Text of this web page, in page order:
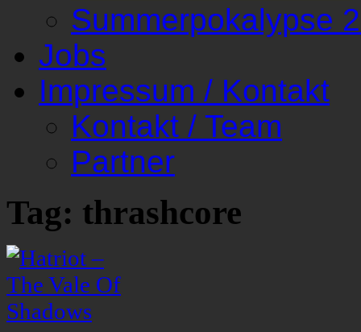
Summerpokalypse
Jobs
Impressum / Kontakt
Kontakt / Team
Partner
Tag: thrashcore